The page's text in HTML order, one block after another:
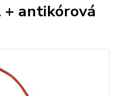
antikórová